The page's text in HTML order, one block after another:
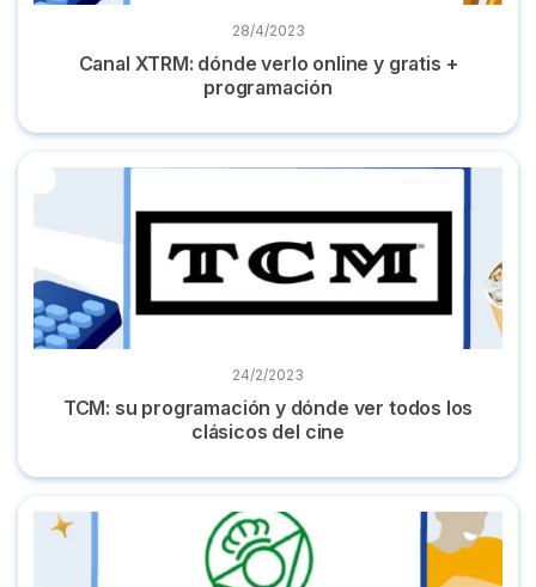
28/4/2023
Canal XTRM: dónde verlo online y gratis +
programación
TCM: su programación y dónde ver todos los clásicos del
24/2/2023
TCM: su programación y dónde ver todos los
clásicos del cine
Betis TV: dónde ver su programación en directo y a la carta